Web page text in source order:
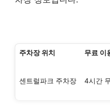
주차장 위치 무료 이
센트럴파크 주차장 4시간